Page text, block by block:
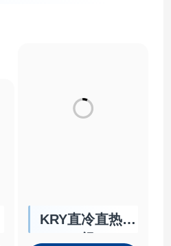
KRY直冷直热机